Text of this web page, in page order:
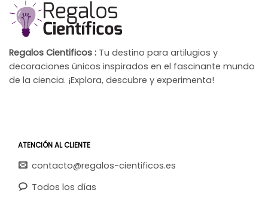
Regalos Cientificos : Tu destino para artilugios y
decoraciones únicos inspirados en el fascinante mundo
de la ciencia. ¡Explora, descubre y experimenta!
ATENCIÓN AL CLIENTE
contacto@regalos-cientificos.es
Todos los días